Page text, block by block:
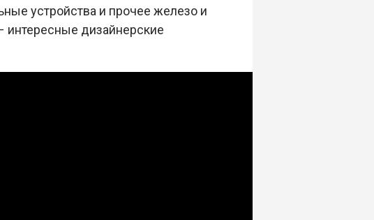
устройства и прочее железо и
интересные дизайнерские